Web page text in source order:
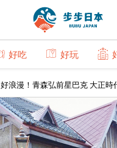
好吃 好玩
好浪漫！青森弘前星巴克 大正時